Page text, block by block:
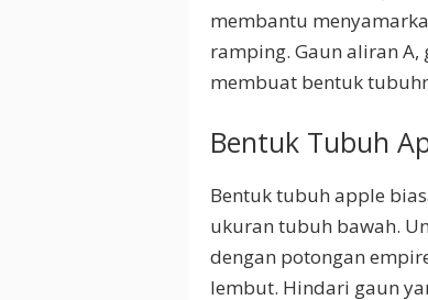
membantu
ramping. Gaun aliran
membuat bentuk
Bentuk Tubuh
Bentuk tubuh apple
ukuran tubuh bawah.
dengan potongan
lembut. Hindari gaun